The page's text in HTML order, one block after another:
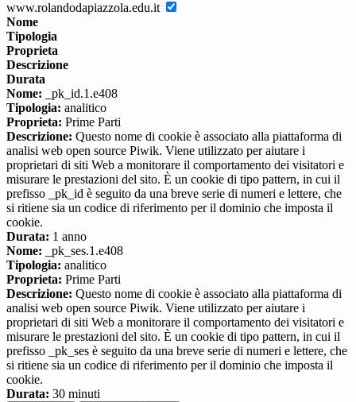
www.rolandodapiazzola.edu.it
Nome
Tipologia
Proprieta
Descrizione
Durata
Nome: _pk_id.1.e408
Tipologia: analitico
Proprieta: Prime Parti
Descrizione: Questo nome di cookie è associato alla piattaforma di
analisi web open source Piwik. Viene utilizzato per aiutare i
proprietari di siti Web a monitorare il comportamento dei visitatori e
misurare le prestazioni del sito. È un cookie di tipo pattern, in cui il
prefisso _pk_id è seguito da una breve serie di numeri e lettere, che
si ritiene sia un codice di riferimento per il dominio che imposta il
cookie.
Durata: 1 anno
Nome: _pk_ses.1.e408
Tipologia: analitico
Proprieta: Prime Parti
Descrizione: Questo nome di cookie è associato alla piattaforma di
analisi web open source Piwik. Viene utilizzato per aiutare i
proprietari di siti Web a monitorare il comportamento dei visitatori e
misurare le prestazioni del sito. È un cookie di tipo pattern, in cui il
prefisso _pk_ses è seguito da una breve serie di numeri e lettere, che
si ritiene sia un codice di riferimento per il dominio che imposta il
cookie.
Durata: 30 minuti